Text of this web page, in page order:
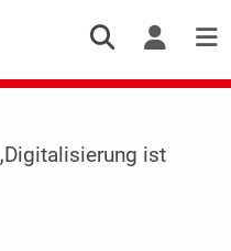
ist